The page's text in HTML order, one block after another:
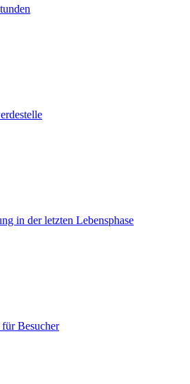
in der letzten Lebensphase
Besucher